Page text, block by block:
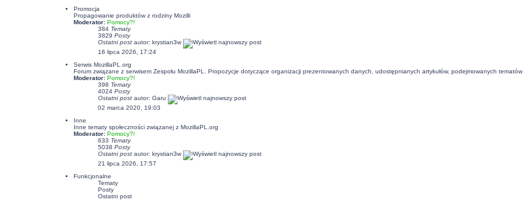
Promocja
Propagowanie produktów z rodziny Mozilli
Moderator: Pomocy?!
384 Tematy
3829 Posty
Ostatni postautor: krystian3w
16 lipca 2026, 17:24
Serwis MozillaPL.org
Forum związane z serwisem Zespołu MozillaPL. Propozycje dotyczące organizacji prezentowanych danych, udostępnianych artykułów, podejmowanych tematów
Moderator: Pomocy?!
398 Tematy
4024 Posty
Ostatni postautor: Garu
02 marca 2020, 19:03
Inne
Inne tematy społeczności związanej z MozillaPL.org
Moderator: Pomocy?!
633 Tematy
5038 Posty
Ostatni postautor: krystian3w
21 lipca 2026, 17:57
Funkcjonalne
Tematy
Posty
Ostatni post